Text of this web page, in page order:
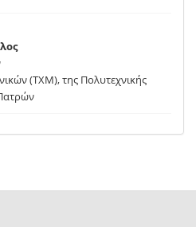
(TXM), της Πολυτεχνικής